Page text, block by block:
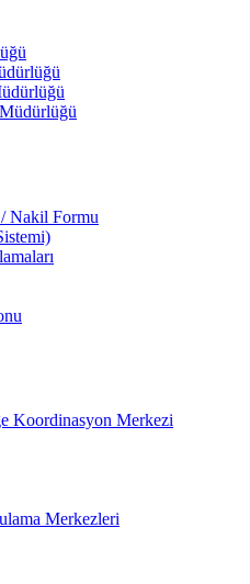
/ Nakil Formu
Koordinasyon Merkezi
Merkezleri